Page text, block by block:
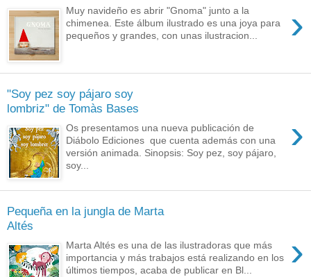
›
Muy navideño es abrir "Gnoma" junto a la
chimenea. Este álbum ilustrado es una joya para
pequeños y grandes, con unas ilustracion...
"Soy pez soy pájaro soy
lombriz" de Tomàs Bases
›
Os presentamos una nueva publicación de
Diábolo Ediciones que cuenta además con una
versión animada. Sinopsis: Soy pez, soy pájaro,
soy...
Pequeña en la jungla de Marta
Altés
›
Marta Altés es una de las ilustradoras que más
importancia y más trabajos está realizando en los
últimos tiempos, acaba de publicar en Bl...